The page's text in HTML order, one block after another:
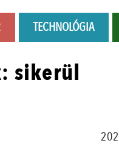
TECHNOLÓGIA
sikerül